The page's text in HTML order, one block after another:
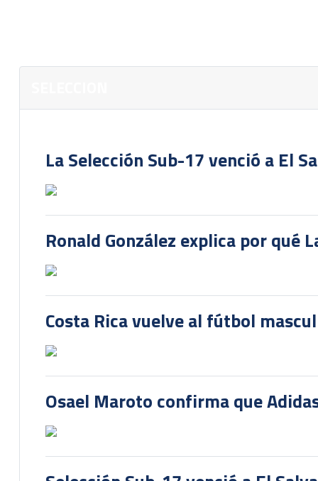
La Selección Sub-17 venció a El
Ronald González explica por qué
Costa Rica vuelve al fútbol
Osael Maroto confirma que